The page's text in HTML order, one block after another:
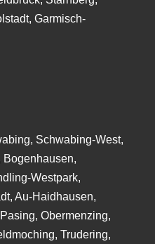
Garmisch-
Schwabing-West,
Westpark,
Au-Haidhausen,
Obermenzing,
Trudering,